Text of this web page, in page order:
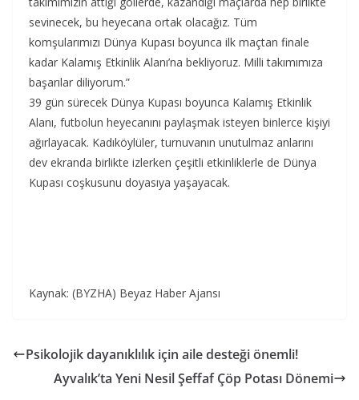
sevinecek, bu heyecana ortak olacağız. Tüm
komşularımızı Dünya Kupası boyunca ilk maçtan finale
kadar Kalamış Etkinlik Alanı’na bekliyoruz. Milli takımımıza
başarılar diliyorum.”
39 gün sürecek Dünya Kupası boyunca Kalamış Etkinlik
Alanı, futbolun heyecanını paylaşmak isteyen binlerce kişiyi
ağırlayacak. Kadıköylüler, turnuvanın unutulmaz anlarını
dev ekranda birlikte izlerken çeşitli etkinliklerle de Dünya
Kupası coşkusunu doyasıya yaşayacak.
Kaynak: (BYZHA) Beyaz Haber Ajansı
Psikolojik dayanıklılık için aile desteği önemli!
Ayvalık’ta Yeni Nesil Şeffaf Çöp Potası Dönemi